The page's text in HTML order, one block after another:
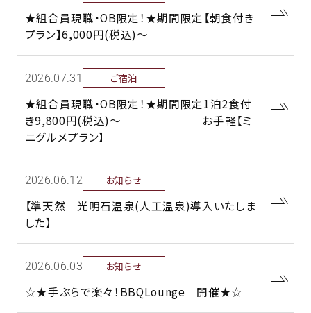
★組合員現職・OB限定！★期間限定【朝食付き
プラン】6,000円(税込)～
★組合員現職・OB限定！★期間限定1泊2食付
き9,800円(税込)～ お手軽【ミ
ニグルメプラン】
2026年.31日 ご宿泊
【準天然 光明石温泉(人工温泉)導入いたしま
した】
2026年.12日 お知らせ
☆★手ぶらで楽々！BBQLounge 開催★☆
2026年.03日 お知らせ